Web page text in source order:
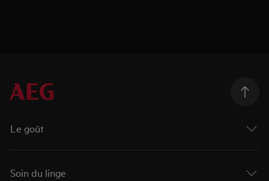
Le goût
Soin du linge